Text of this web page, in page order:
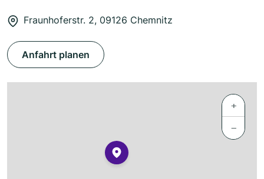
Fraunhoferstr. 2, 09126 Chemnitz
Anfahrt planen
+
−